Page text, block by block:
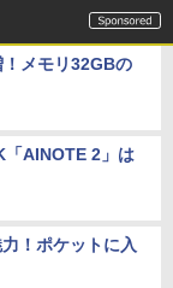
メモリ32GBの
AINOTE 2」は
！ポケットに入